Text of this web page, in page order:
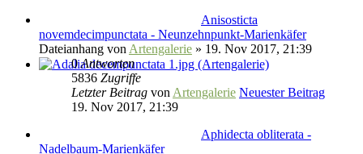
Anisosticta
novemdecimpunctata - Neunzehnpunkt-Marienkäfer
Dateianhang von Artengalerie » 19. Nov 2017, 21:39
0Antworten
5836 Zugriffe
Letzter Beitrag von Artengalerie Neuester Beitrag
19. Nov 2017, 21:39
Aphidecta obliterata -
Nadelbaum-Marienkäfer